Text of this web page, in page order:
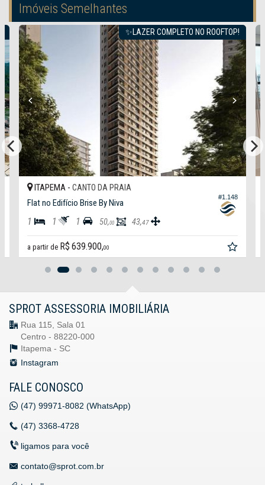
Imóveis Semelhantes
✨LAZER COMPLETO NO ROOFTOP!
#1.148
ITAPEMA - CANTO DA PRAIA
Flat no Edifício Brise By Niva
1 1 1 50,00 43,47
a partir de R$ 639.900,00
SPROT ASSESSORIA IMOBILIÁRIA
Rua 115, Sala 01
Centro - 88220-000
Itapema - SC
Instagram
FALE CONOSCO
(47) 99971-8082 (WhatsApp)
(47) 3368-4728
ligamos para você
contato@sprot.com.br